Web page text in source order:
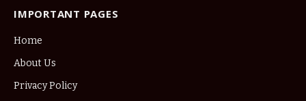
IMPORTANT PAGES
Home
About Us
Privacy Policy